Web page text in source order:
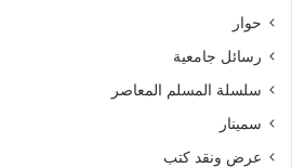
حوار
رسائل جامعية
سلسلة المسلم المعاصر
سمينار
عرض ونقد كتب